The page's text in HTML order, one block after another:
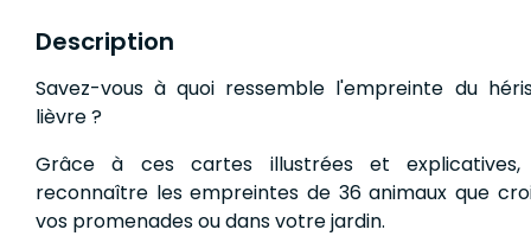
Description
Savez-vous à quoi ressemble l'empreinte du
lièvre ?
Grâce à ces cartes illustrées et
reconnaître les empreintes de 36 animaux que
vos promenades ou dans votre jardin.